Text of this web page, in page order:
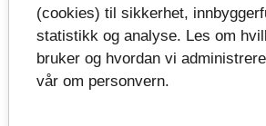
(cookies) til sikkerhet,
statistikk og analyse. Les om
bruker og hvordan vi
vår om personvern.